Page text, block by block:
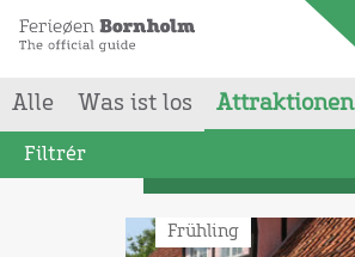
Filtrér
Alle Was ist los Attraktionen
Frühling